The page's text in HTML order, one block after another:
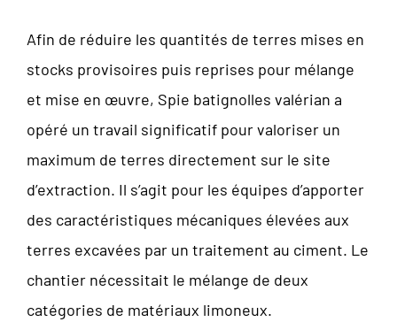
Afin de réduire les quantités de terres mises en
stocks provisoires puis reprises pour mélange
et mise en œuvre, Spie batignolles valérian a
opéré un travail significatif pour valoriser un
maximum de terres directement sur le site
d’extraction. Il s’agit pour les équipes d’apporter
des caractéristiques mécaniques élevées aux
terres excavées par un traitement au ciment. Le
chantier nécessitait le mélange de deux
catégories de matériaux limoneux.